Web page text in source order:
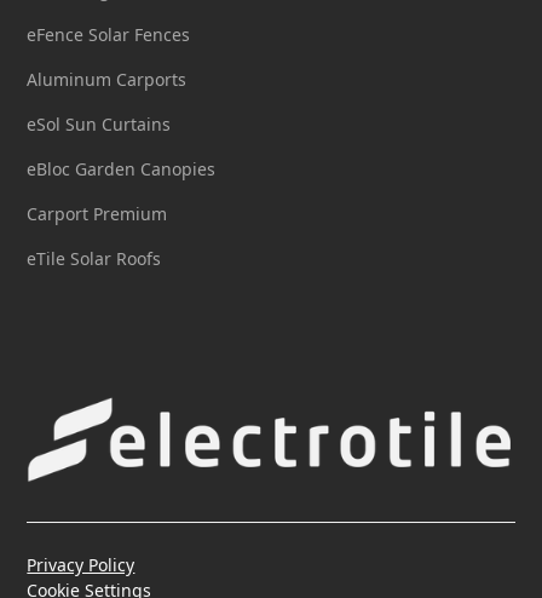
eFence Solar Fences
Aluminum Carports
eSol Sun Curtains
eBloc Garden Canopies
Carport Premium
eTile Solar Roofs
Privacy Policy
Cookie Settings